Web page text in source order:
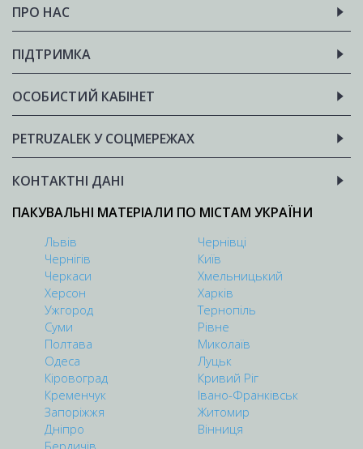
ПРО НАС
ПІДТРИМКА
ОСОБИСТИЙ КАБІНЕТ
PETRUZALEK У СОЦМЕРЕЖАХ
КОНТАКТНІ ДАНІ
ПАКУВАЛЬНІ МАТЕРІАЛИ ПО МІСТАМ УКРАЇНИ
Львів
Чернівці
Чернігів
Київ
Черкаси
Хмельницький
Херсон
Харків
Ужгород
Тернопіль
Суми
Рівне
Полтава
Миколаїв
Одеса
Луцьк
Кіровоград
Кривий Ріг
Кременчук
Івано-Франківськ
Запоріжжя
Житомир
Дніпро
Вінниця
Бердичів